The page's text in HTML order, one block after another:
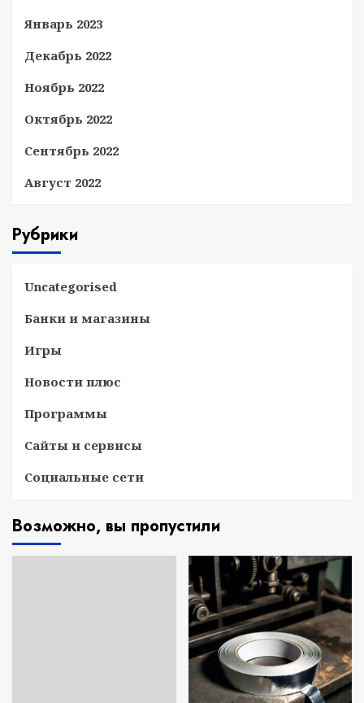
Январь 2023
Декабрь 2022
Ноябрь 2022
Октябрь 2022
Сентябрь 2022
Август 2022
Рубрики
Uncategorised
Банки и магазины
Игры
Новости плюс
Программы
Сайты и сервисы
Социальные сети
Возможно, вы пропустили